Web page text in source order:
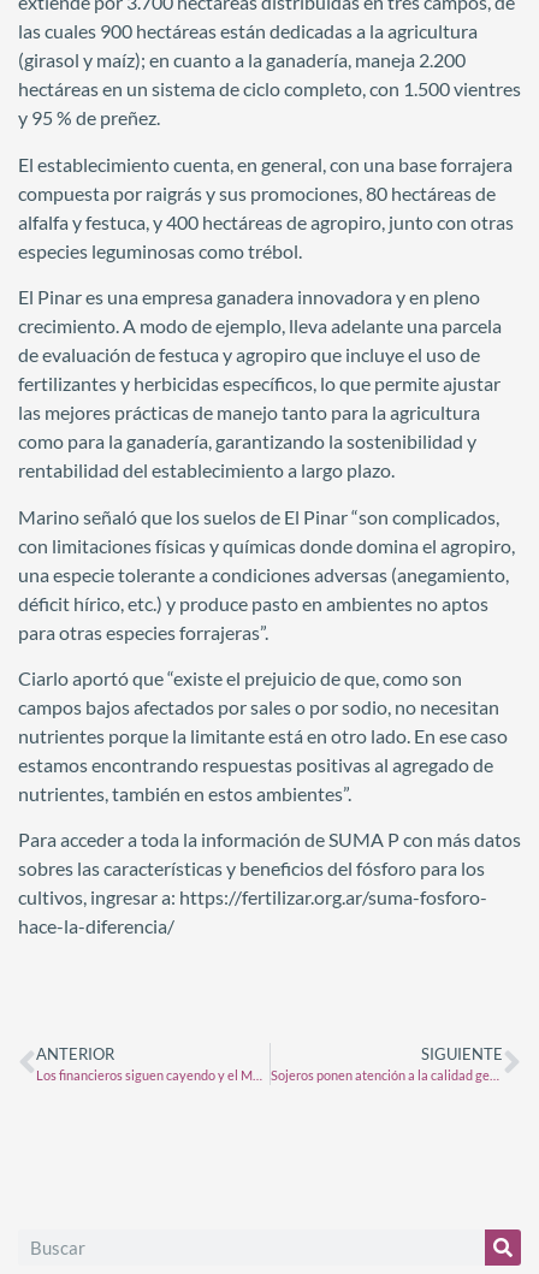
las cuales 900 hectáreas están dedicadas a la agricultura
(girasol y maíz); en cuanto a la ganadería, maneja 2.200
hectáreas en un sistema de ciclo completo, con 1.500 vientres
y 95 % de preñez.
El establecimiento cuenta, en general, con una base forrajera
compuesta por raigrás y sus promociones, 80 hectáreas de
alfalfa y festuca, y 400 hectáreas de agropiro, junto con otras
especies leguminosas como trébol.
El Pinar es una empresa ganadera innovadora y en pleno
crecimiento. A modo de ejemplo, lleva adelante una parcela
de evaluación de festuca y agropiro que incluye el uso de
fertilizantes y herbicidas específicos, lo que permite ajustar
las mejores prácticas de manejo tanto para la agricultura
como para la ganadería, garantizando la sostenibilidad y
rentabilidad del establecimiento a largo plazo.
Marino señaló que los suelos de El Pinar “son complicados,
con limitaciones físicas y químicas donde domina el agropiro,
una especie tolerante a condiciones adversas (anegamiento,
déficit hírico, etc.) y produce pasto en ambientes no aptos
para otras especies forrajeras”.
Ciarlo aportó que “existe el prejuicio de que, como son
campos bajos afectados por sales o por sodio, no necesitan
nutrientes porque la limitante está en otro lado. En ese caso
estamos encontrando respuestas positivas al agregado de
nutrientes, también en estos ambientes”.
Para acceder a toda la información de SUMA P con más datos
sobres las características y beneficios del fósforo para los
cultivos, ingresar a: https://fertilizar.org.ar/suma-fosforo-
hace-la-diferencia/
ANTERIOR SIGUIENTE
Sojeros ponen atención a la calidad germinativa de sus propios granos